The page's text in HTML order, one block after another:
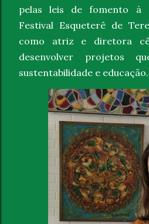
pelas leis de fomento à
Festival Esqueterê de
como atriz e diretora
desenvolver projetos
sustentabilidade e educação.